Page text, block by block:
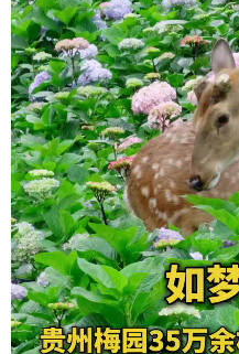
地方频道
北京 天津
辽宁 吉林
浙江 安徽
山东 河南
广东 广西
四川 贵州